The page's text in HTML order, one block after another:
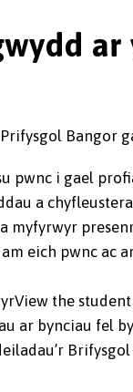
Bangor
pwnc i gael
a
myfyrwyr
eich pwnc ac
the
ar bynciau fel